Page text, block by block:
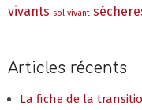
vivants sol vivant
Articles récents
La fiche de la